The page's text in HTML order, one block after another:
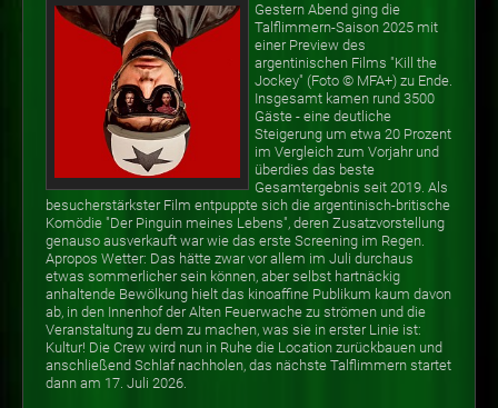
Gestern Abend ging die
Talflimmern-Saison 2025 mit
einer Preview des
argentinischen Films "Kill the
Jockey" (Foto © MFA+) zu Ende.
Insgesamt kamen rund 3500
Gäste - eine deutliche
Steigerung um etwa 20 Prozent
im Vergleich zum Vorjahr und
überdies das beste
Gesamtergebnis seit 2019. Als
besucherstärkster Film entpuppte sich die argentinisch-britische
Komödie "Der Pinguin meines Lebens", deren Zusatzvorstellung
genauso ausverkauft war wie das erste Screening im Regen.
Apropos Wetter: Das hätte zwar vor allem im Juli durchaus
etwas sommerlicher sein können, aber selbst hartnäckig
anhaltende Bewölkung hielt das kinoaffine Publikum kaum davon
ab, in den Innenhof der Alten Feuerwache zu strömen und die
Veranstaltung zu dem zu machen, was sie in erster Linie ist:
Kultur! Die Crew wird nun in Ruhe die Location zurückbauen und
anschließend Schlaf nachholen, das nächste Talflimmern startet
dann am 17. Juli 2026.